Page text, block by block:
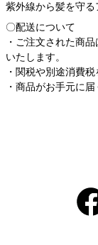
紫外線から髪を守る
〇配送について
・ご注文された商
いたします。
・関税や別途消費
・商品がお手元に